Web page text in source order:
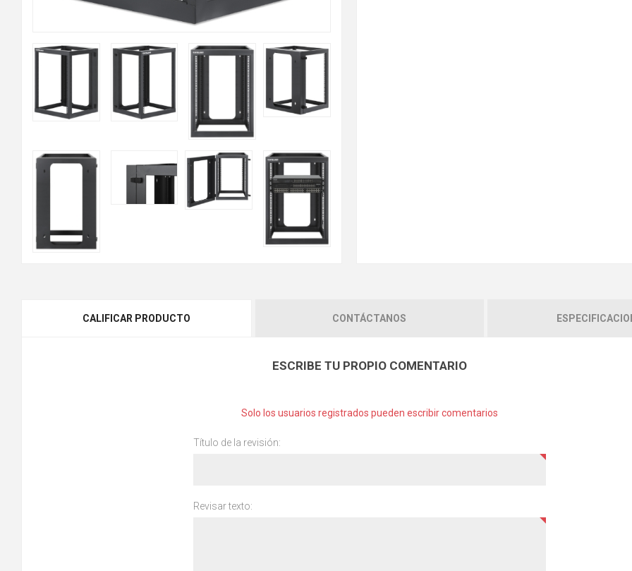
CALIFICAR PRODUCTO CONTÁCTANOS
ESCRIBE TU PROPIO COMENTARIO
Solo los usuarios registrados pueden escribir comentarios
Título de la revisión:
Revisar texto: